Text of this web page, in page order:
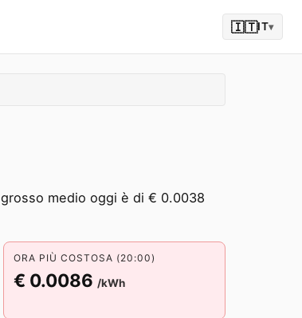
🇮🇹IT▾
medio oggi è di € 0.0038
ORA PIÙ COSTOSA (20:00)
€ 0.0086 /kWh